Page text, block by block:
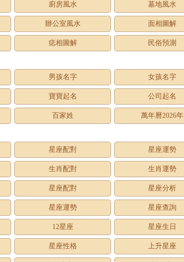
廚房風水 墓地風水
辦公室風水 面相圖解
痣相圖解 民俗預測
男孩名字 女孩名字
寶寶起名 公司起名
百家姓 萬年曆2026年
星座配對 星座運勢
生肖配對 生肖運勢
星座配對 星座分析
星座運勢 星座查詢
12星座 星座生日
星座性格 上升星座